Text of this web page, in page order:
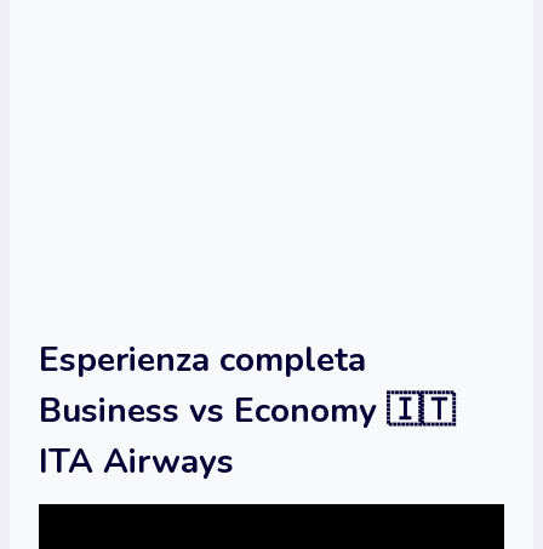
Esperienza completa
Business vs Economy 🇮🇹
ITA Airways